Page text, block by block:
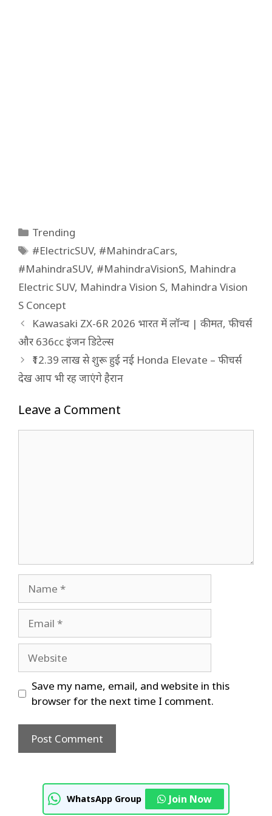
Categories
Trending
Tags
#ElectricSUV, #MahindraCars,
#MahindraSUV, #MahindraVisionS, Mahindra
Electric SUV, Mahindra Vision S, Mahindra Vision
S Concept
Kawasaki ZX-6R 2026 भारत में लॉन्च | कीमत, फीचर्स
और 636cc इंजन डिटेल्स
₹12.39 लाख से शुरू हुई नई Honda Elevate – फीचर्स
देख आप भी रह जाएंगे हैरान
Leave a Comment
Save my name, email, and website in this
browser for the next time I comment.
WhatsApp Group Join Now